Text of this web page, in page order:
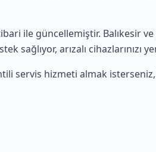
ile güncellemiştir. Balıkesir
sağlıyor, arızalı
servis hizmeti almak